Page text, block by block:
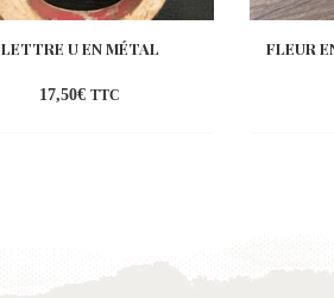
LETTRE U EN MÉTAL
17,50€ TTC
FLEUR